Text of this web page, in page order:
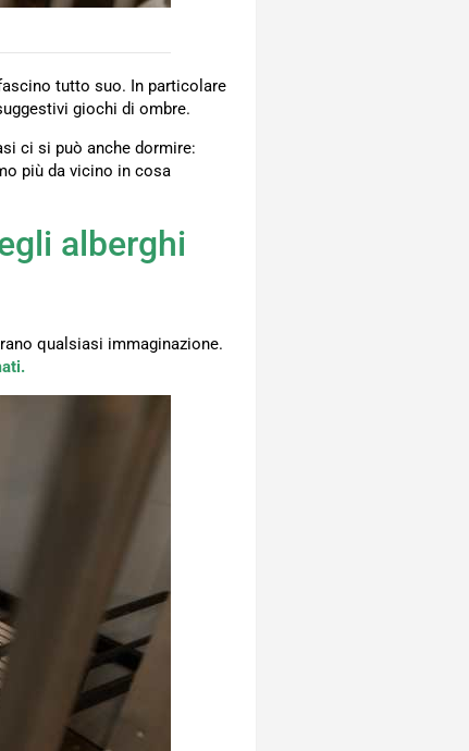
tutto suo. In particolare
giochi di ombre.
ci si può anche dormire:
più da vicino in cosa
alberghi
qualsiasi immaginazione.